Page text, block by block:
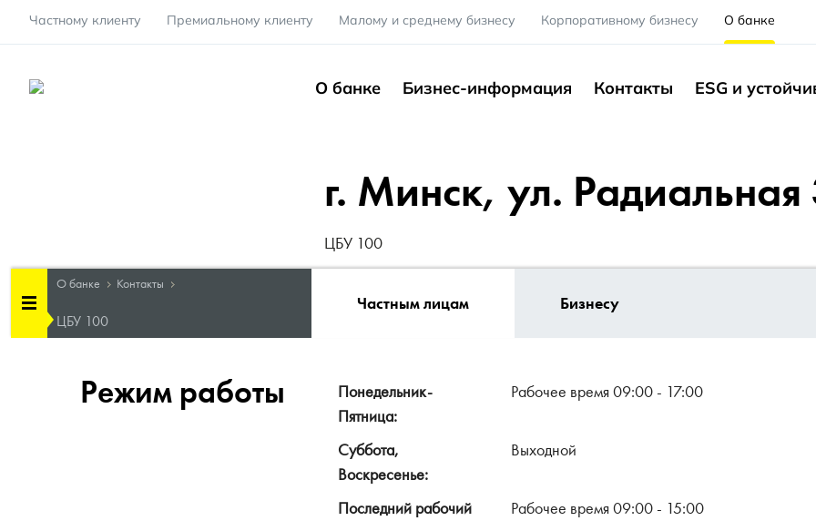
Частному клиенту Премиальному клиенту Малому и среднему бизнесу Корпоративному бизнесу О банке
О банке Бизнес-информация Контакты ESG и
г. Минск, ул.
ЦБУ 100
О банке
Контакты
ЦБУ 100
Частным лицам Бизнесу
Режим работы
Понедельник-
Пятница:
Рабочее время 09:00 - 17:00
Суббота,
Воскресенье:
Выходной
Последний рабочий
Рабочее время 09:00 - 15:00